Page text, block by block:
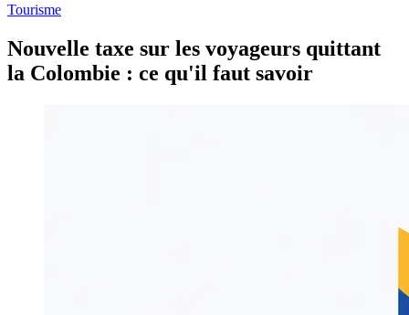
Tourisme
Nouvelle taxe sur les voyageurs quittant
la Colombie : ce qu'il faut savoir